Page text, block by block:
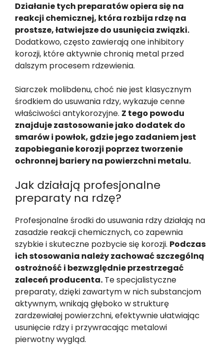
Działanie tych preparatów opiera się na
reakcji chemicznej, która rozbija rdzę na
prostsze, łatwiejsze do usunięcia związki.
Dodatkowo, często zawierają one inhibitory
korozji, które aktywnie chronią metal przed
dalszym procesem rdzewienia.
Siarczek molibdenu, choć nie jest klasycznym
środkiem do usuwania rdzy, wykazuje cenne
właściwości antykorozyjne. Z tego powodu
znajduje zastosowanie jako dodatek do
smarów i powłok, gdzie jego zadaniem jest
zapobieganie korozji poprzez tworzenie
ochronnej bariery na powierzchni metalu.
Jak działają profesjonalne
preparaty na rdzę?
Profesjonalne środki do usuwania rdzy działają na
zasadzie reakcji chemicznych, co zapewnia
szybkie i skuteczne pozbycie się korozji. Podczas
ich stosowania należy zachować szczególną
ostrożność i bezwzględnie przestrzegać
zaleceń producenta. Te specjalistyczne
preparaty, dzięki zawartym w nich substancjom
aktywnym, wnikają głęboko w strukturę
zardzewiałej powierzchni, efektywnie ułatwiając
usunięcie rdzy i przywracając metalowi
pierwotny wygląd.